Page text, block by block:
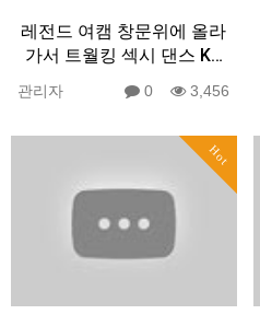
레전드 여캠 창문위에 올라
가서 트월킹 섹시 댄스 K…
관리자 0 3,456
Hot